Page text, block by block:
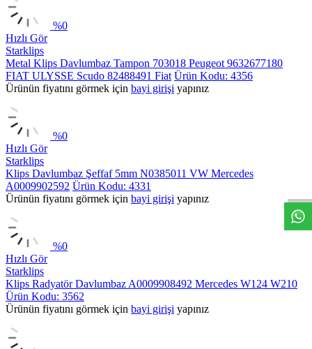
%0
Hızlı Gör
Starklips
Metal Klips Davlumbaz Tampon 703018 Peugeot 9632677180
FIAT ULYSSE Scudo 82488491 Fiat Ürün Kodu: 4356
Ürünün fiyatını görmek için bayi girişi yapınız
%0
Hızlı Gör
Starklips
Klips Davlumbaz Şeffaf 5mm N0385011 VW Mercedes
A0009902592 Ürün Kodu: 4331
Ürünün fiyatını görmek için bayi girişi yapınız
%0
Hızlı Gör
Starklips
Klips Radyatör Davlumbaz A0009908492 Mercedes W124 W210
Ürün Kodu: 3562
Ürünün fiyatını görmek için bayi girişi yapınız